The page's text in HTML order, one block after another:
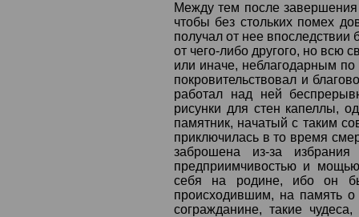
Между тем после завершения
чтобы без стольких помех
получал от нее впоследствии
от чего-либо другого, но всю
или иначе, неблагодарным
покровительствовал и
работал над ней
рисунки для стен капеллы,
памятник, начатый с таким
приключилась в то время
заброшена из-за
предприимчивостью и
себя на родине, ибо он
происходившим, на память
согражданине, такие